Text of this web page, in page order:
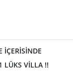
İÇERİSİNDE
LÜKS VİLLA !!